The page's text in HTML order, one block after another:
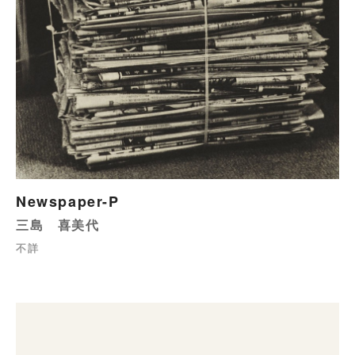
Newspaper-P
三島 喜美代
不詳